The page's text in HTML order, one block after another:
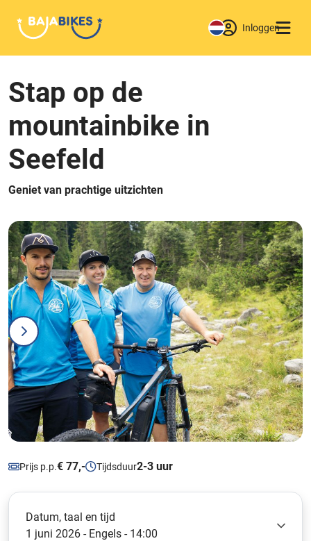
Inloggen
Stap op de
mountainbike in
Seefeld
Geniet van prachtige uitzichten
Prijs p.p.€ 77,- Tijdsduur2-3 uur
Datum, taal en tijd
1 juni 2026 - Engels - 14:00